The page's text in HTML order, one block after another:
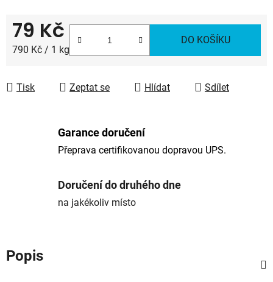
79 Kč
Měrná cena:
790 Kč / 1 kg
DO KOŠÍKU
Tisk Zeptat se Hlídat Sdílet
Garance doručení
Přeprava certifikovanou dopravou UPS.
Doručení do druhého dne
na jakékoliv místo
Popis